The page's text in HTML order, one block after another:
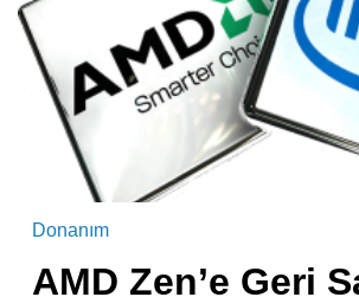
Donanım
AMD Zen’e Geri